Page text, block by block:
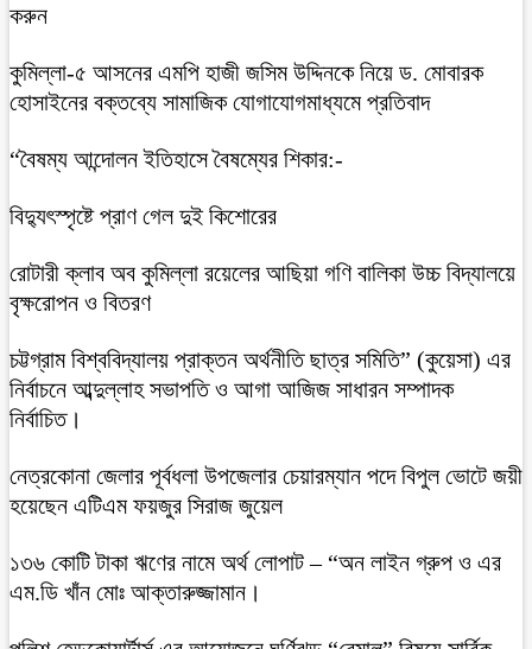
করুন
কুমিল্লা-৫ আসনের এমপি হাজী জসিম উদ্দিনকে নিয়ে ড. মোবারক
হোসাইনের বক্তব্যে সামাজিক যোগাযোগমাধ্যমে প্রতিবাদ
“বৈষম্য আন্দোলন ইতিহাসে বৈষম্যের শিকার:-
বিদ্যুৎস্পৃষ্টে প্রাণ গেল দুই কিশোরের
রোটারী ক্লাব অব কুমিল্লা রয়েলের আছিয়া গণি বালিকা উচ্চ বিদ্যালয়ে
বৃক্ষরোপন ও বিতরণ
চট্টগ্রাম বিশ্ববিদ্যালয় প্রাক্তন অর্থনীতি ছাত্র সমিতি” (কুয়েসা) এর
নির্বাচনে আব্দুল্লাহ সভাপতি ও আগা আজিজ সাধারন সম্পাদক
নির্বাচিত।
নেত্রকোনা জেলার পূর্বধলা উপজেলার চেয়ারম্যান পদে বিপুল ভোটে জয়ী
হয়েছেন এটিএম ফয়জুর সিরাজ জুয়েল
১৩৬ কোটি টাকা ঋণের নামে অর্থ লোপাট – “অন লাইন গ্রুপ ও এর
এম.ডি খাঁন মোঃ আক্তারুজ্জামান।